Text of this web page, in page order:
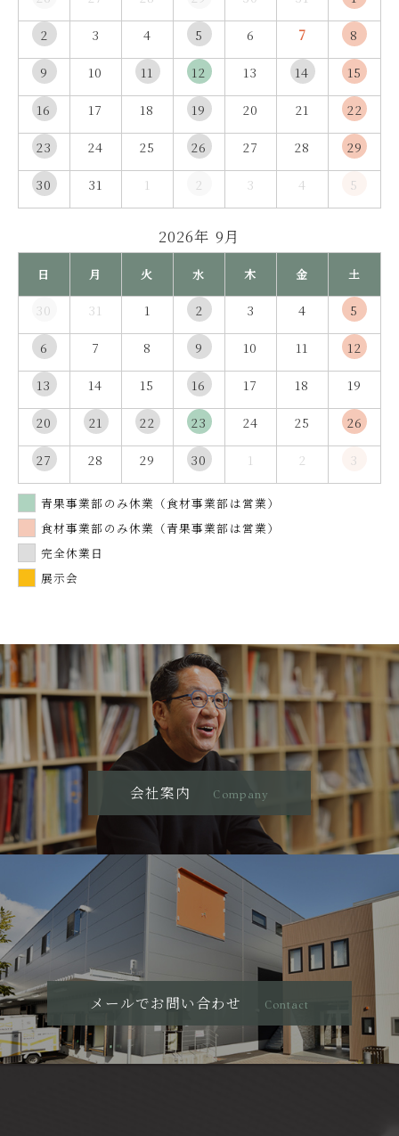
2 3 4 5 6 7 8
9 10 11 12 13 14 15
16 17 18 19 20 21 22
23 24 25 26 27 28 29
30 31 1 2 3 4 5
2026年 9月
日 月 火 水 木 金 土
30 31 1 2 3 4 5
6 7 8 9 10 11 12
13 14 15 16 17 18 19
20 21 22 23 24 25 26
27 28 29 30 1 2 3
青果事業部のみ休業（食材事業部は営業）
食材事業部のみ休業（青果事業部は営業）
完全休業日
展示会
会社案内 Company
メールでお問い合わせ Contact